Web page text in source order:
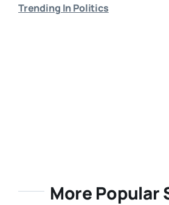
Trending In Politics
More Popular